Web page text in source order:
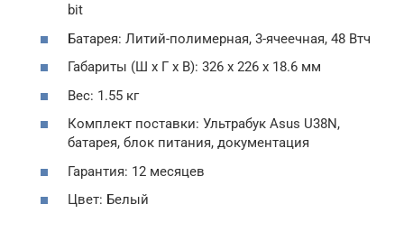
bit
Батарея: Литий-полимерная, 3-ячеечная, 48 Втч
Габариты (Ш х Г х В): 326 x 226 x 18.6 мм
Вес: 1.55 кг
Комплект поставки: Ультрабук Asus U38N,
батарея, блок питания, документация
Гарантия: 12 месяцев
Цвет: Белый